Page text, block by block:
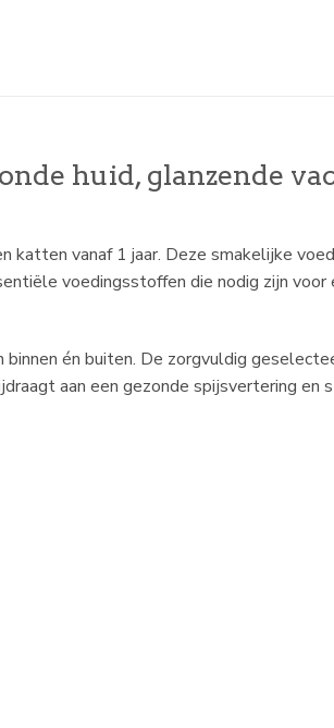
huid, glanzende
katten vanaf 1 jaar. Deze smakelijke
voedingsstoffen die nodig zijn voor
én buiten. De zorgvuldig
aan een gezonde spijsvertering en